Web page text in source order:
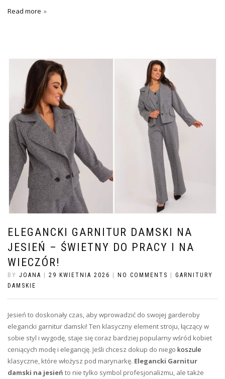
Read more
ELEGANCKI GARNITUR DAMSKI NA
JESIEŃ – ŚWIETNY DO PRACY I NA
WIECZÓR!
BY JOANA | 29 KWIETNIA 2026 | NO COMMENTS | GARNITURY
DAMSKIE
Jesień to doskonały czas, aby wprowadzić do swojej garderoby
elegancki garnitur damski! Ten klasyczny element stroju, łączący w
sobie styl i wygodę, staje się coraz bardziej popularny wśród kobiet
ceniących modę i elegancję. Jeśli chcesz dokup do niego koszule
klasyczne, które włożysz pod marynarkę. Elegancki Garnitur
damski na jesień to nie tylko symbol profesjonalizmu, ale także